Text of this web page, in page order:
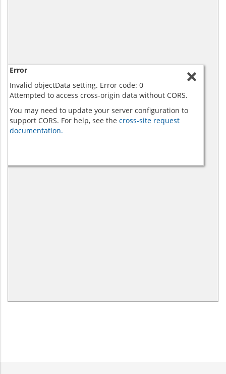
Error
Invalid objectData setting. Error code: 0
Attempted to access cross-origin data without CORS.
You may need to update your server configuration to
support CORS. For help, see the cross-site request
documentation.